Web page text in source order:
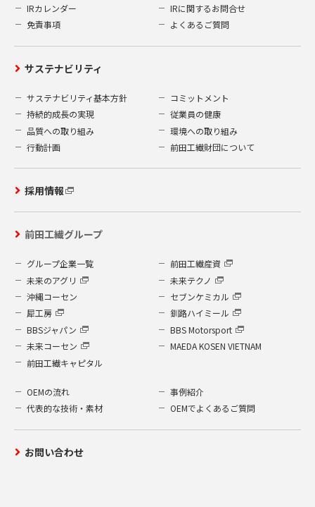
IRカレンダー
IRに関するお問合せ
免責事項
よくあるご質問
サステナビリティ
サステナビリティ基本方針
コミットメント
持続的成長の実現
従業員の健康
品質への取り組み
環境への取り組み
行動計画
前田工繊財団について
採用情報
前田工繊グループ
グループ企業一覧
前田工繊産資
未来のアグリ
未来テクノ
沖縄コーセン
セブンケミカル
犀工房
釧路ハイミール
BBSジャパン
BBS Motorsport
未来コーセン
MAEDA KOSEN VIETNAM
前田工繊キャピタル
OEMの流れ
事例紹介
代表的な技術・素材
OEMでよくあるご質問
お問い合わせ